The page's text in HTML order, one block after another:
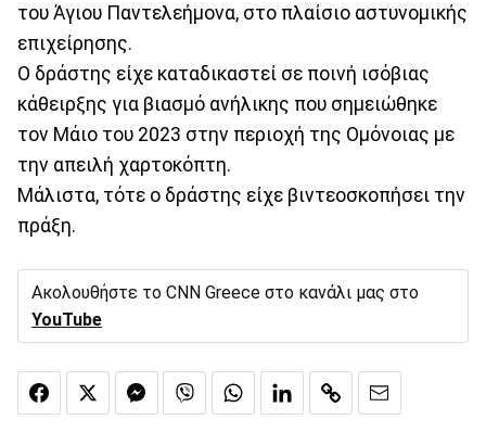
του Άγιου Παντελεήμονα, στο πλαίσιο αστυνομικής
επιχείρησης.
Ο δράστης είχε καταδικαστεί σε ποινή ισόβιας
κάθειρξης για βιασμό ανήλικης που σημειώθηκε
τον Μάιο του 2023 στην περιοχή της Ομόνοιας με
την απειλή χαρτοκόπτη.
Μάλιστα, τότε ο δράστης είχε βιντεοσκοπήσει την
πράξη.
Ακολουθήστε το CNN Greece στο κανάλι μας στο
YouTube